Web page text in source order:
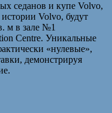
седанов и купе Volvo,
Volvo, будут
м в зале №1
Centre. Уникальные
«нулевые»,
демонстрируя